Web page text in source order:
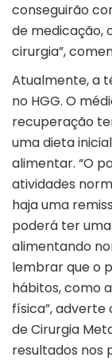
conseguirão
de medicação,
cirurgia”,
Atualmente, a
no HGG. O
recuperação
uma dieta
alimentar. “O
atividades
haja uma
poderá ter
alimentando
lembrar que o
hábitos, como
física”, adverte
de Cirurgia
resultados nos